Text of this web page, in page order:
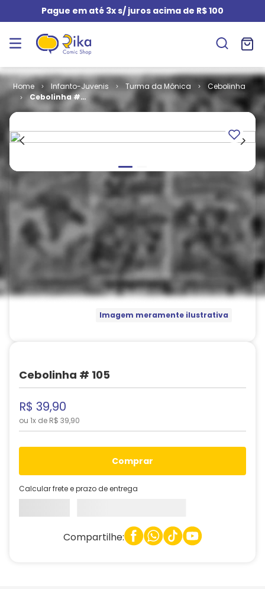
Pague em até 3x s/ juros acima de R$ 100
Infanto-Juvenis Turma da Mônica
Cebolinha
Cebolinha #
105
Imagem meramente ilustrativa
Cebolinha # 105
R$ 39,90
ou 1x de R$ 39,90
comprar
Calcular frete e prazo de entrega
Compartilhe: